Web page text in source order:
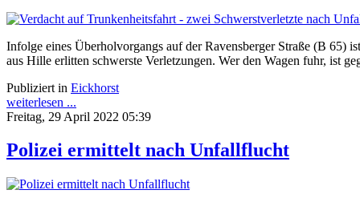
Infolge eines Überholvorgangs auf der Ravensberger Straße (B 65)
aus Hille erlitten schwerste Verletzungen. Wer den Wagen fuhr, ist
Publiziert in Eickhorst
weiterlesen ...
Freitag, 29 April 2022 05:39
Polizei ermittelt nach Unfallflucht